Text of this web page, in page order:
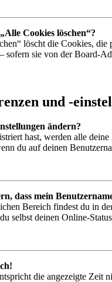
Cookies löschen“?
löscht die Cookies,
– sofern sie von der Board-
und -
ändern?
hast, werden alle
du auf deinen
dass mein
Bereich findest du in
selbst deinen Online-
die angezeigte Zeit